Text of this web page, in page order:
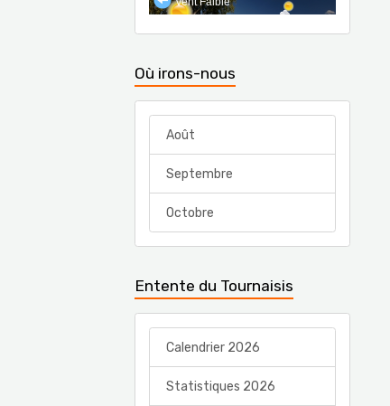
Où irons-nous
Août
Septembre
Octobre
Entente du Tournaisis
Calendrier 2026
Statistiques 2026